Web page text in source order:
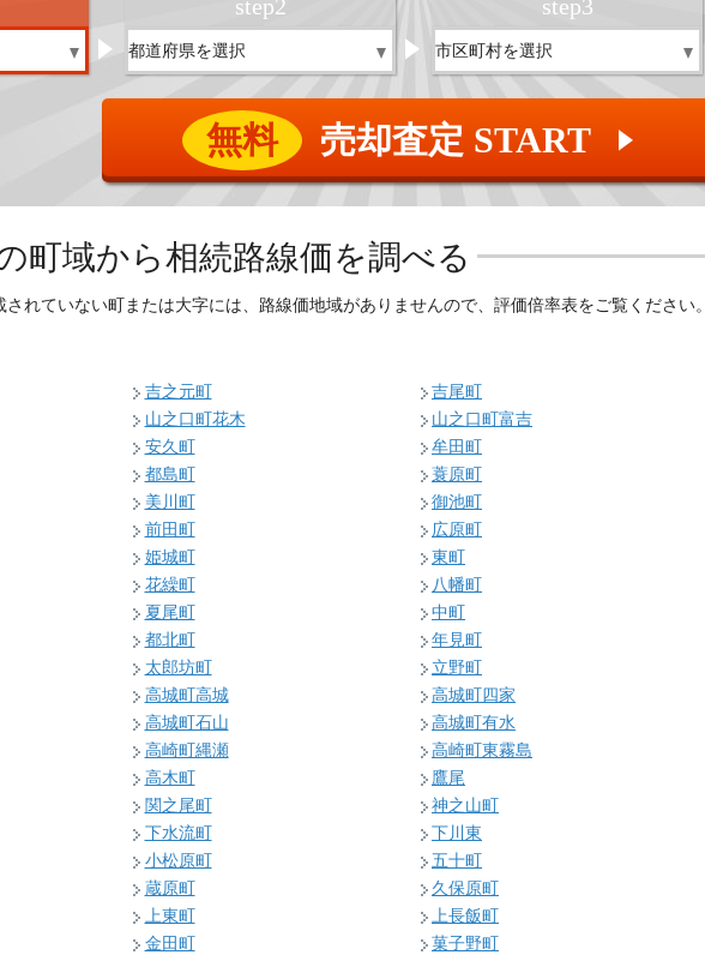
step2 step3
無料 売却査定 START ▲
町域から相続路線価を調べる
されていない町または大字には、路線価地域がありませんので、評価倍率表をご覧ください。
吉之元町 吉尾町
山之口町花木 山之口町富吉
安久町 牟田町
都島町 蓑原町
美川町 御池町
前田町 広原町
姫城町 東町
花繰町 八幡町
夏尾町 中町
都北町 年見町
太郎坊町 立野町
高城町高城 高城町四家
高城町石山 高城町有水
高崎町縄瀬 高崎町東霧島
高木町 鷹尾
関之尾町 神之山町
下水流町 下川東
小松原町 五十町
蔵原町 久保原町
上東町 上長飯町
金田町 菓子野町